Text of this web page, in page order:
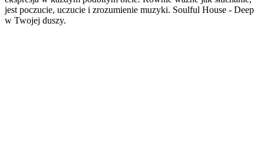
jest poczucie, uczucie i zrozumienie muzyki. Soulful House - Deep
w Twojej duszy.